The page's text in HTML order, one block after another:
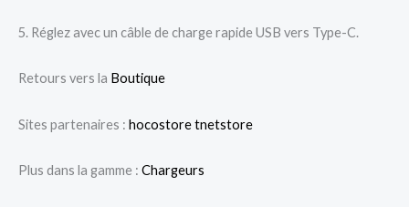
5. Réglez avec un câble de charge rapide USB vers Type-C.
Retours vers la Boutique
Sites partenaires : hocostoretnetstore
Plus dans la gamme : Chargeurs